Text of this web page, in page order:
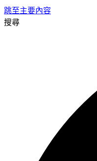
跳至主要內容
搜尋